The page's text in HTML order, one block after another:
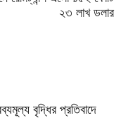
২৩ লাখ ডলার
বৃদ্ধির প্রতিবাদে